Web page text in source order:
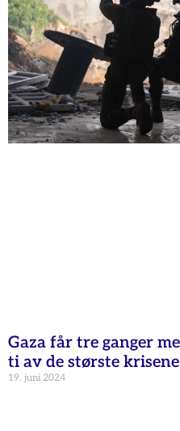
Gaza får tre ganger
ti av de største
19. juni 2024